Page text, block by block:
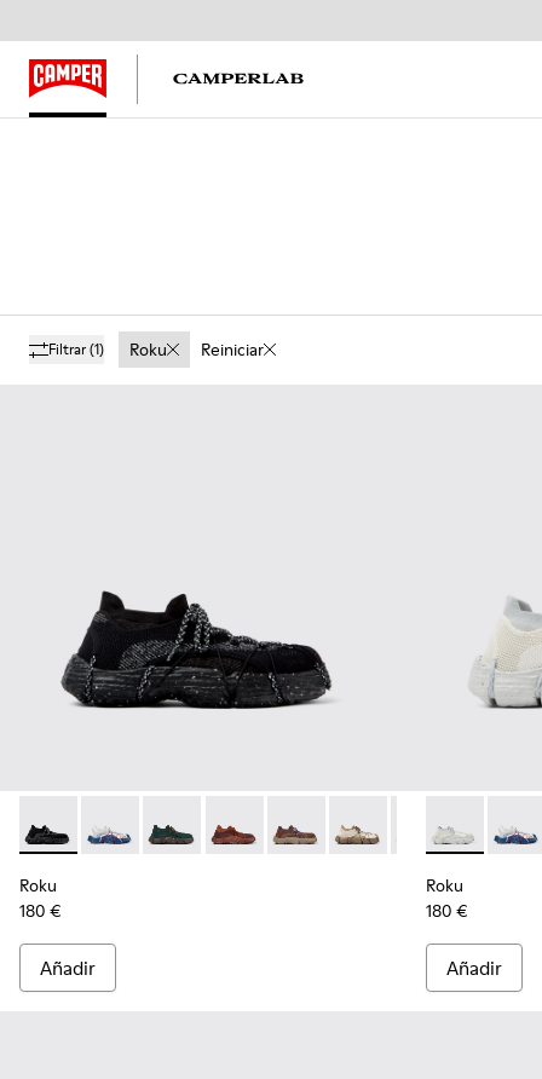
Filtrar(1) Roku Reiniciar
Roku - K100953-001 - Sneakers de tejido multicolor para
Roku - K100953-014 - Sneakers de tejido multicolor
Roku - K100953-012 - Sneaker verde para
Roku - K100953-010 - Sneaker
Roku - K100953-009 -
Roku - K100953-008 -
Roku -Roku -
Roku
180 €
Añadir
Roku -
Roku
180 €
Añadir